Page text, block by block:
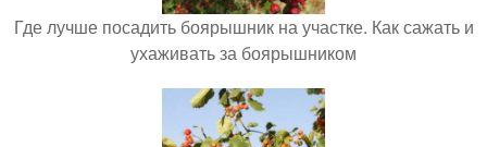
Где лучше посадить боярышник на участке. Как сажать и
ухаживать за боярышником